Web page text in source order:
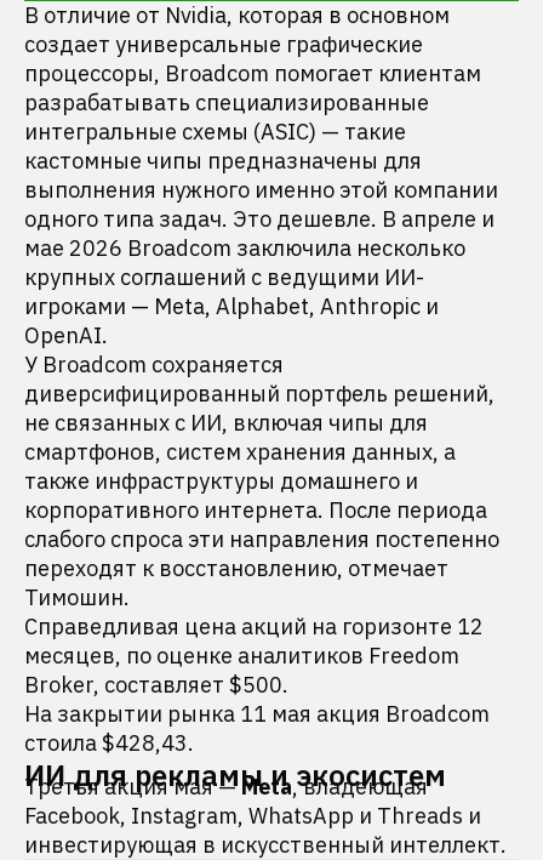
В отличие от Nvidia, которая в основном
создает универсальные графические
процессоры, Broadcom помогает клиентам
разрабатывать специализированные
интегральные схемы (ASIC) — такие
кастомные чипы предназначены для
выполнения нужного именно этой компании
одного типа задач. Это дешевле. В апреле и
мае 2026 Broadcom заключила несколько
крупных соглашений с ведущими ИИ-
игроками — Meta, Alphabet, Anthropic и
OpenAI.
У Broadcom сохраняется
диверсифицированный портфель решений,
не связанных с ИИ, включая чипы для
смартфонов, систем хранения данных, а
также инфраструктуры домашнего и
корпоративного интернета. После периода
слабого спроса эти направления постепенно
переходят к восстановлению, отмечает
Тимошин.
Справедливая цена акций на горизонте 12
месяцев, по оценке аналитиков Freedom
Broker, составляет $500.
На закрытии рынка 11 мая акция Broadcom
стоила $428,43.
ИИ для рекламы и экосистем
Третья акция мая — Meta, владеющая
Facebook, Instagram, WhatsApp и Threads и
инвестирующая в искусственный интеллект.